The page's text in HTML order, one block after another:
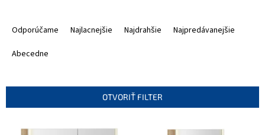
p
Odporúčame Najlacnejšie Najdrahšie
Najpredávanejšie
Abecedne
OTVORIŤ FILTER